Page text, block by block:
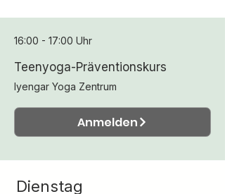
16:00 - 17:00 Uhr
Teenyoga-Präventionskurs
Iyengar Yoga Zentrum
Anmelden
Dienstag